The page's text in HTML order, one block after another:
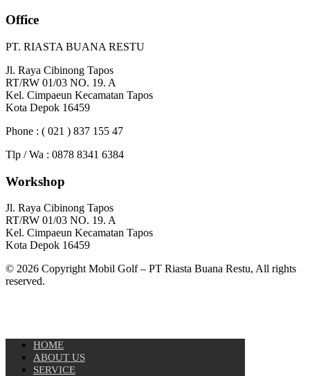
Office
PT. RIASTA BUANA RESTU
Jl. Raya Cibinong Tapos
RT/RW 01/03 NO. 19. A
Kel. Cimpaeun Kecamatan Tapos
Kota Depok 16459
Phone : ( 021 ) 837 155 47
Tlp / Wa : 0878 8341 6384
Workshop
Jl. Raya Cibinong Tapos
RT/RW 01/03 NO. 19. A
Kel. Cimpaeun Kecamatan Tapos
Kota Depok 16459
© 2026 Copyright Mobil Golf – PT Riasta Buana Restu, All rights
reserved.
HOME
ABOUT US
SERVICE